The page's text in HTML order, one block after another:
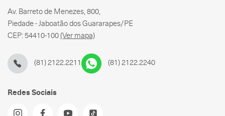
Av. Barreto de Menezes, 800,
Piedade - Jaboatão dos Guararapes/PE
CEP: 54410-100(Ver mapa)
Redes Sociais
(81) 2122.2211 (81) 2122.2240